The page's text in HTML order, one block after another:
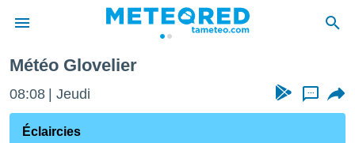
de
Météo Glovelier
08:08 Jeudi ...
Éclaircies